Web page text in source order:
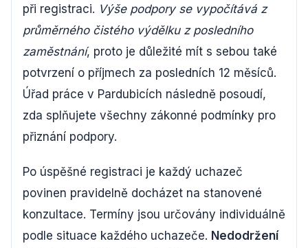
při registraci. Výše podpory se vypočítává z
průměrného čistého výdělku z posledního
zaměstnání, proto je důležité mít s sebou také
potvrzení o příjmech za posledních 12 měsíců.
Úřad práce v Pardubicích následně posoudí,
zda splňujete všechny zákonné podmínky pro
přiznání podpory.
Po úspěšné registraci je každý uchazeč
povinen pravidelně docházet na stanovené
konzultace. Termíny jsou určovány individuálně
podle situace každého uchazeče. Nedodržení